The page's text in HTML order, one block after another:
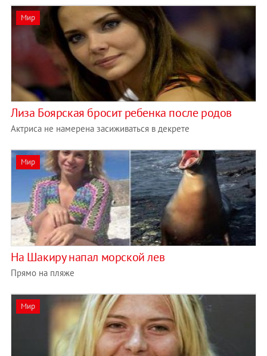
Мир
Лиза Боярская бросит ребенка после родов
Актриса не намерена засиживаться в декрете
Мир
На Шакиру напал морской лев
Прямо на пляже
Мир